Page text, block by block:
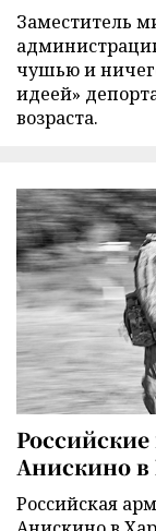
Заместитель
чушью и
идеей»
возраста.
Анискино в
Российская